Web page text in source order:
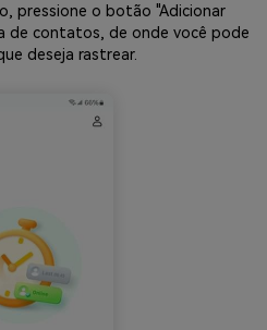
pressione o botão "Adicionar
de contatos, de onde você pode
deseja rastrear.